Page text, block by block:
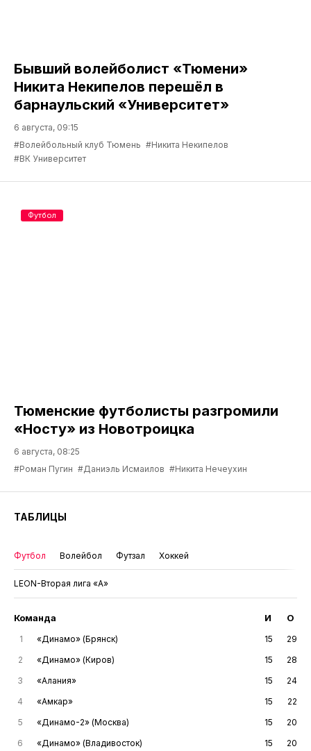
Бывший волейболист «Тюмени»
Никита Некипелов перешёл в
барнаульский «Университет»
6 августа, 09:15
#Волейбольный клуб Тюмень #Никита Некипелов
#ВК Университет
Тюменские футболисты разгромили
«Носту» из Новотроицка
6 августа, 08:25
#Роман Пугин #Даниэль Исмаилов #Никита Нечеухин
Футбол
ТАБЛИЦЫ
Футбол Волейбол Футзал Хоккей
LEON-Вторая лига «А»
Команда И О
1 «Динамо» (Брянск) 15
29
2
«Динамо» (Киров) 15
28
3
«Алания» 15
24
4
«Амкар» 15
22
5
«Динамо-2» (Москва) 15
20
6
«Динамо» (Владивосток) 15
20